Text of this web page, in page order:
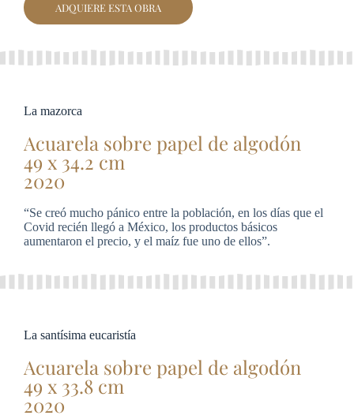
ADQUIERE ESTA OBRA
La mazorca
Acuarela sobre papel de algodón
49 x 34.2 cm
2020
“Se creó mucho pánico entre la población, en los días que el
Covid recién llegó a México, los productos básicos
aumentaron el precio, y el maíz fue uno de ellos”.
La santísima eucaristía
Acuarela sobre papel de algodón
49 x 33.8 cm
2020